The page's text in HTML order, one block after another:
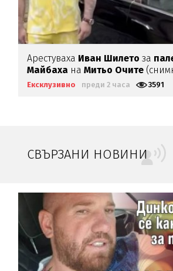
Арестуваха Иван Шилетоза
Майбаха наМитьо Очите
Ексклузивно преди 2 часа 3591
СВЪРЗАНИ НОВИНИ